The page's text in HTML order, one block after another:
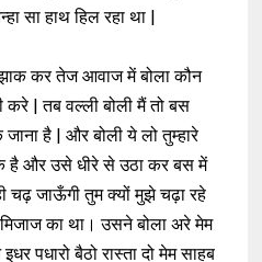
सा हाथ हिल रहा था |
कर तेज आवाज में बोला कौन
करे | तब वल्ली बोली मैं तो बस
जाना है |और बोली ये लो तुम्हारे
है और उसे धीरे से उठा कर बस में
चढ़ जाऊँगी तुम क्यों मुझे चढ़ा रहे
का था। उसने बोला अरे मेम
पधारो बैठो रास्ता दो मेम साहब